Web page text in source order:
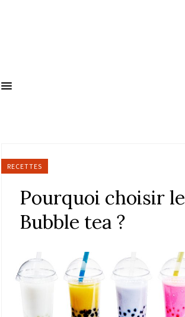
RECETTES
Pourquoi choisir le
Bubble tea ?